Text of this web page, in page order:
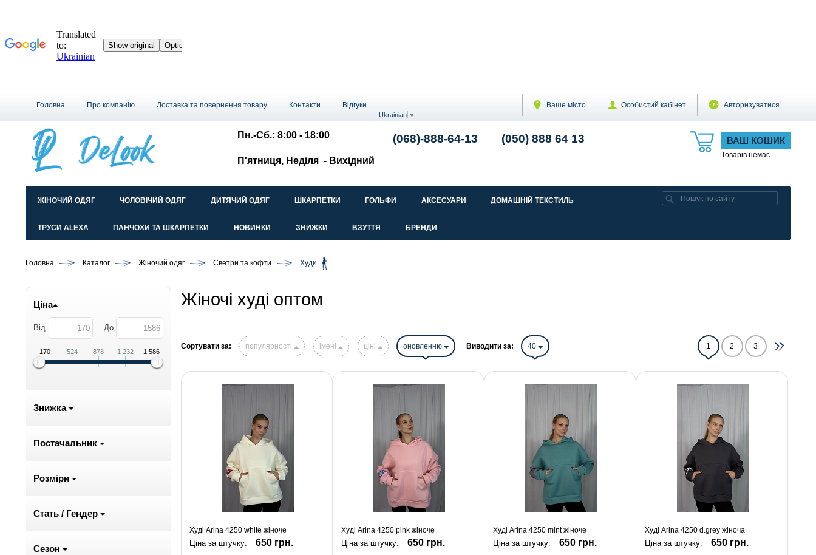
Ваше місто Особистий кабінет Авторизуватися
Головна Про компанію Доставка та повернення товару Контакти Відгуки
Ukrainian ▼
ВАШ КОШИК
Товарів немає
Пн.-Сб.: 8:00 - 18:00
П'ятниця, Неділя - Вихідний
(068)-888-64-13 (050) 888 64 13
ЖІНОЧИЙ ОДЯГ ЧОЛОВІЧИЙ ОДЯГ ДИТЯЧИЙ ОДЯГ ШКАРПЕТКИ ГОЛЬФИ АКСЕСУАРИ ДОМАШНІЙ ТЕКСТИЛЬ
ТРУСИ ALEXA ПАНЧОХИ ТА ШКАРПЕТКИ НОВИНКИ ЗНИЖКИ ВЗУТТЯ БРЕНДИ
Головна Каталог Жіночий одяг Светри та кофти Худи
Ціна
Від До
170 524 878 1 232 1 586
Знижка
Постачальник
Розміри
Стать / Гендер
Сезон
Жіночі худі оптом
Сортувати за: популярності імені ціні оновленню Виводити за: 40 1 2 3
Худі Arina 4250 white жіноче
Ціна за штучку: 650 грн.
Худі Arina 4250 pink жіноче
Ціна за штучку: 650 грн.
Худі Arina 4250 mint жіноче
Ціна за штучку: 650 грн.
Худі Arina 4250 d.grey жіноча
Ціна за штучку: 650 грн.